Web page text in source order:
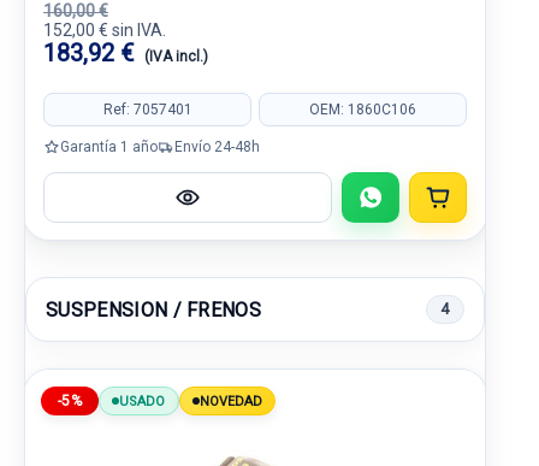
160,00 €
152,00 € sin IVA.
183,92 € (IVA incl.)
Ref: 7057401 OEM: 1860C106
Garantía 1 año Envío 24-48h
SUSPENSION / FRENOS 4
-5% USADO NOVEDAD